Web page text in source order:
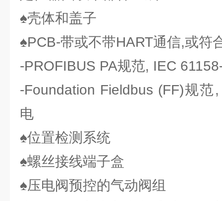
♠壳体和盖子
♠PCB-带或不带HART通信,或符
-PROFIBUS PA规范, IEC
-Foundation Fieldbus (FF)规范
电
♠位置检测系统
♠螺丝接线端子盒
♠压电阀预控的气动阀组